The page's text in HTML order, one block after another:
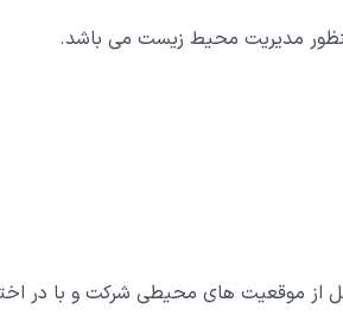
منظور مدیریت محیط زیست می باشد.
از موقعیت های محیطی شرکت و با در